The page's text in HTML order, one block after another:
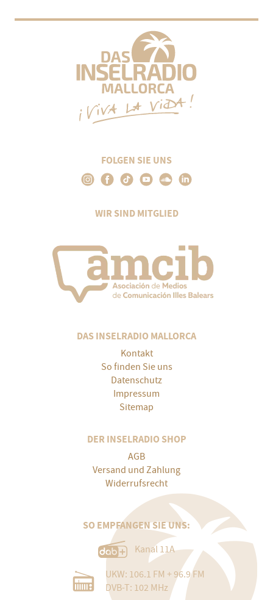
FOLGEN SIE UNS
WIR SIND MITGLIED
DAS INSELRADIO MALLORCA
Kontakt
So finden Sie uns
Datenschutz
Impressum
Sitemap
DER INSELRADIO SHOP
AGB
Versand und Zahlung
Widerrufsrecht
SO EMPFANGEN SIE UNS:
Kanal 11A
UKW: 106.1 FM + 96.9 FM
DVB-T: 102 MHz